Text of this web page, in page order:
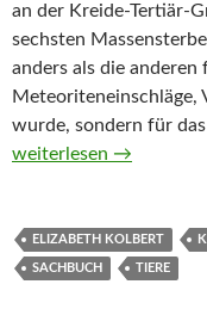
an der Kreide-Tertiär-
sechsten
anders als die
Meteoriteneinschläge,
wurde, sondern für
Das sechste Sterben
weiterlesen →
ELIZABETH KOLBERT
SACHBUCH TIERE